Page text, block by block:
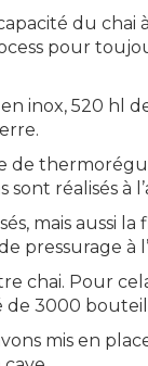
du chai
pour
inox, 520 hl
de
réalisés à
mais aussi la
pressurage à
chai. Pour
3000
mis en